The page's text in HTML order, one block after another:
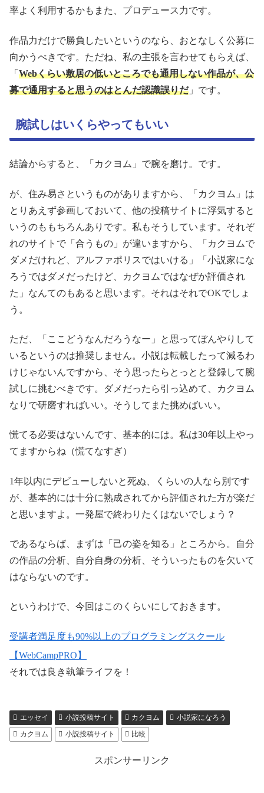
率よく利用するかもまた、プロデュース力です。
作品力だけで勝負したいというのなら、おとなしく公募に
向かうべきです。ただね、私の主張を言わせてもらえば、
「 Webくらい敷居の低いところでも通用しない作品が、公
募で通用すると思うのはとんだ認識誤りだ」です。
腕試しはいくらやってもいい
結論からすると、「カクヨム」で腕を磨け。です。
が、住み易さというものがありますから、「カクヨム」は
とりあえず参画しておいて、他の投稿サイトに浮気すると
いうのももちろんありです。私もそうしています。それぞ
れのサイトで「合うもの」が違いますから、「カクヨムで
ダメだけれど、アルファポリスではいける」「小説家にな
ろうではダメだったけど、カクヨムではなぜか評価され
た」なんてのもあると思います。それはそれでOKでしょ
う。
ただ、「ここどうなんだろうなー」と思ってぼんやりして
いるというのは推奨しません。小説は転載したって減るわ
けじゃないんですから、そう思ったらとっとと登録して腕
試しに挑むべきです。ダメだったら引っ込めて、カクヨム
なりで研磨すればいい。そうしてまた挑めばいい。
慌てる必要はないんです、基本的には。私は30年以上やっ
てますからね（慌てなすぎ）
1年以内にデビューしないと死ぬ、くらいの人なら別です
が、基本的には十分に熟成されてから評価された方が楽だ
と思いますよ。一発屋で終わりたくはないでしょう？
であるならば、まずは「己の姿を知る」ところから。自分
の作品の分析、自分自身の分析、そういったものを欠いて
はならないのです。
というわけで、今回はこのくらいにしておきます。
受講者満足度も90%以上のプログラミングスクール
【WebCampPRO】
それでは良き執筆ライフを！
エッセイ 小説投稿サイト カクヨム
小説家になろう
カクヨム
小説投稿サイト 比較
スポンサーリンク